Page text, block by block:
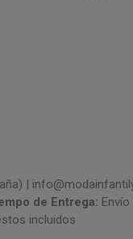
|
de Entrega:
incluidos